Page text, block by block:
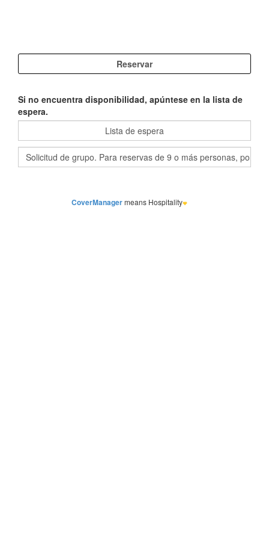
Si no encuentra disponibilidad, apúntese en la lista de
espera.
CoverManagermeans Hospitality